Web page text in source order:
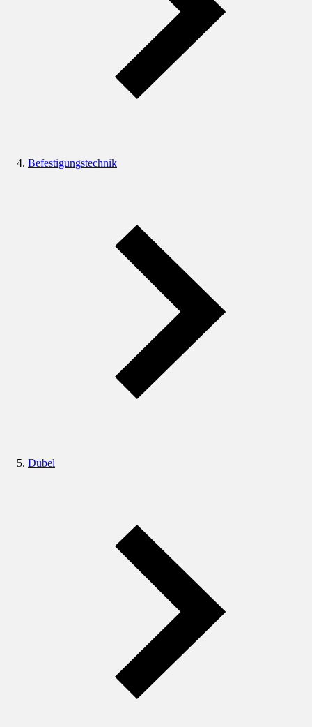
Befestigungstechnik
Dübel